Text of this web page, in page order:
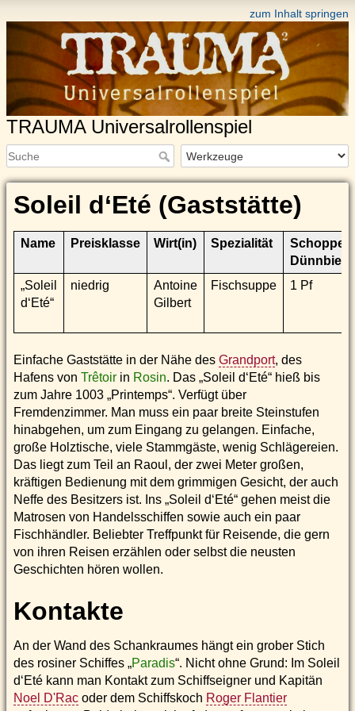
zum Inhalt springen
TRAUMA Universalrollenspiel
Soleil d‘Eté (Gaststätte)
Name Preisklasse Wirt(in) Spezialität
Schoppen
Dünnbier
„Soleil
d‘Eté“
niedrig
Antoine
Gilbert
Fischsuppe 1 Pf
Einfache Gaststätte in der Nähe des Grandport, des
Hafens von Trêtoir in Rosin. Das „Soleil d‘Eté“ hieß bis
zum Jahre 1003 „Printemps“. Verfügt über
Fremdenzimmer. Man muss ein paar breite Steinstufen
hinabgehen, um zum Eingang zu gelangen. Einfache,
große Holztische, viele Stammgäste, wenig Schlägereien.
Das liegt zum Teil an Raoul, der zwei Meter großen,
kräftigen Bedienung mit dem grimmigen Gesicht, der auch
Neffe des Besitzers ist. Ins „Soleil d‘Eté“ gehen meist die
Matrosen von Handelsschiffen sowie auch ein paar
Fischhändler. Beliebter Treffpunkt für Reisende, die gern
von ihren Reisen erzählen oder selbst die neusten
Geschichten hören wollen.
Kontakte
An der Wand des Schankraumes hängt ein grober Stich
des rosiner Schiffes „Paradis“. Nicht ohne Grund: Im Soleil
d‘Eté kann man Kontakt zum Schiffseigner und Kapitän
Noel D'Rac oder dem Schiffskoch Roger Flantier